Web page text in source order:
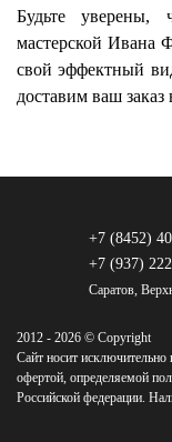
Будьте уверены,
мастерской Ивана
свой эффектный
доставим ваш
+7 (8452)
+7 (937)
Саратов,
2012 - 2026 © Copyright
Сайт носит
офертой, определяемой
Российской федерации.